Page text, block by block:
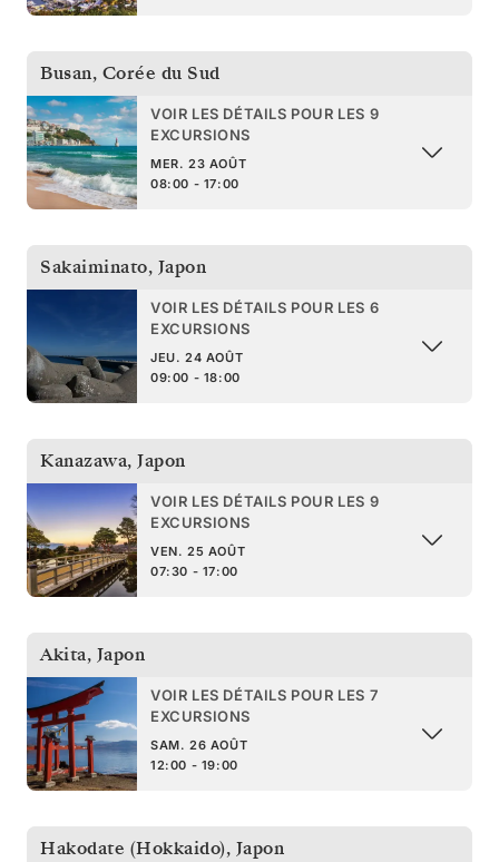
Busan, Corée du Sud
VOIR LES DÉTAILS POUR LES 9
EXCURSIONS
MER. 23 AOÛT
08:00 - 17:00
Sakaiminato, Japon
VOIR LES DÉTAILS POUR LES 6
EXCURSIONS
JEU. 24 AOÛT
09:00 - 18:00
Kanazawa, Japon
VOIR LES DÉTAILS POUR LES 9
EXCURSIONS
VEN. 25 AOÛT
07:30 - 17:00
Akita, Japon
VOIR LES DÉTAILS POUR LES 7
EXCURSIONS
SAM. 26 AOÛT
12:00 - 19:00
Hakodate (Hokkaido), Japon